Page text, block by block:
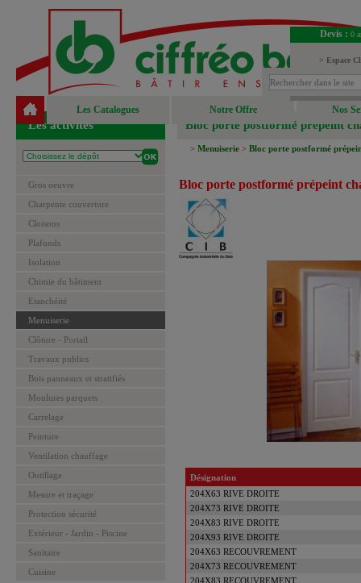
Devis : 0
> Espace
> Espace
Les Catalogues Notre Offre Nos
Les activités
Gros oeuvre
Charpente couverture
Cloisons
Plafonds
Isolation
Chimie du bâtiment
Etanchéité
Menuiserie
Clôture - Portail
Travaux publics
Bois panneaux et stratifiés
Moulures parquets
Carrelage
Peinture
Ventilation chauffage
Outillage
Mesure et traçage
Protection sécurité
Extérieur - Jardin - Piscine
Sanitaire
Cuisine
Bloc porte postformé prépeint
> Menuiserie > Bloc porte postformé
Bloc porte postformé prépeint
Désignation
204X63 RIVE DROITE
204X73 RIVE DROITE
204X83 RIVE DROITE
204X93 RIVE DROITE
204X63 RECOUVREMENT
204X73 RECOUVREMENT
204X83 RECOUVREMENT